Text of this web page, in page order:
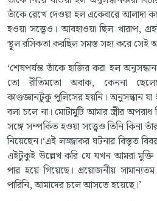
তাঁকে রেখে দেওয়া হল একেবারে আলাদা
হওয়া সত্ত্বেও। আবহাওয়া ছিল খারাপ,
স্থূল রসিকতা করছিল সমস্ত সহ্য করে সেই
‘শেষপর্যন্ত তাঁকে হাজির করা হল
তো রীতিমতো অবাক, কেননা
কাণ্ডজ্ঞানটুকু পুলিসের হয়নি। অনুসন্ধান
বলা চলে না। মোটামুটি আমার স্ত্রীর
সঙ্গে সম্পর্কিত হওয়া সত্ত্বেও তিনি কিনা
নিয়েছেন।‘এই লজ্জাকর ঘটনার বিস্তৃত
এইটুকুই উল্লেখ করি যে যখন আমরা মুক্তি
পার হয়ে গিয়েছে। প্রয়োজনীয়
পারিনি, আমাদের চলে আসতে হয়েছে।’